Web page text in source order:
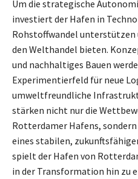
Um die strategische
investiert der Hafen in
Rohstoffwandel unterstützen
den Welthandel bieten.
und nachhaltiges Bauen
Experimentierfeld für neue
umweltfreundliche
stärken nicht nur die
Rotterdamer Hafens,
eines stabilen,
spielt der Hafen von
in der Transformation hin zu